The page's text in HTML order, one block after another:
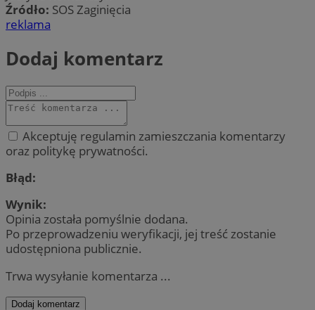
Źródło: SOS Zaginięcia
reklama
Dodaj komentarz
Akceptuję regulamin zamieszczania komentarzy
oraz politykę prywatności.
Błąd:
Wynik:
Opinia została pomyślnie dodana.
Po przeprowadzeniu weryfikacji, jej treść zostanie
udostępniona publicznie.
Trwa wysyłanie komentarza ...
Dodaj komentarz